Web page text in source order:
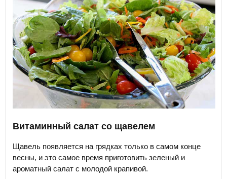
Витаминный салат со щавелем
Щавель появляется на грядках только в самом конце
весны, и это самое время приготовить зеленый и
ароматный салат с молодой крапивой.